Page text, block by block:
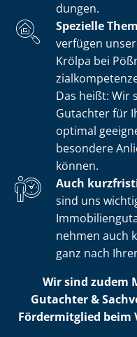
dun­gen.
Spezielle
verfügen
Krölpa bei
Das heißt: Wir
Gutachter für
optimal
besondere
können.
Auch
sind uns
nehmen auch
ganz nach
Wir sind zudem
Gutachter &
Fördermitglied beim